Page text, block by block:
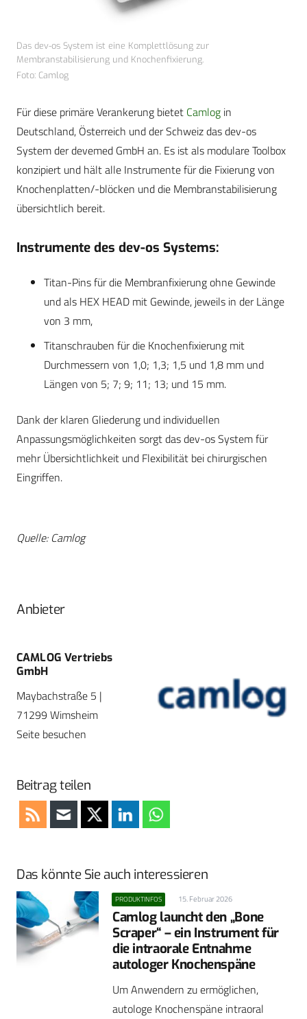
Das dev-os System ist eine Komplettlösung zur
Membranstabilisierung und Knochenfixierung.
Foto: Camlog
Für diese primäre Verankerung bietet Camlog in
Deutschland, Österreich und der Schweiz das dev-os
System der devemed GmbH an. Es ist als modulare Toolbox
konzipiert und hält alle Instrumente für die Fixierung von
Knochenplatten/-blöcken und die Membranstabilisierung
übersichtlich bereit.
Instrumente des dev-os Systems:
Titan-Pins für die Membranfixierung ohne Gewinde
und als HEX HEAD mit Gewinde, jeweils in der Länge
von 3 mm,
Titanschrauben für die Knochenfixierung mit
Durchmessern von 1,0; 1,3; 1,5 und 1,8 mm und
Längen von 5; 7; 9; 11; 13; und 15 mm.
Dank der klaren Gliederung und individuellen
Anpassungsmöglichkeiten sorgt das dev-os System für
mehr Übersichtlichkeit und Flexibilität bei chirurgischen
Eingriffen.
Quelle: Camlog
Anbieter
CAMLOG Vertriebs
GmbH
Maybachstraße 5 |
71299 Wimsheim
Seite besuchen
Beitrag teilen
Das könnte Sie auch interessieren
PRODUKTINFOS 15. Februar 2026
Camlog launcht den „Bone
Scraper“ – ein Instrument für
die intraorale Entnahme
autologer Knochenspäne
Um Anwendern zu ermöglichen,
autologe Knochenspäne intraoral